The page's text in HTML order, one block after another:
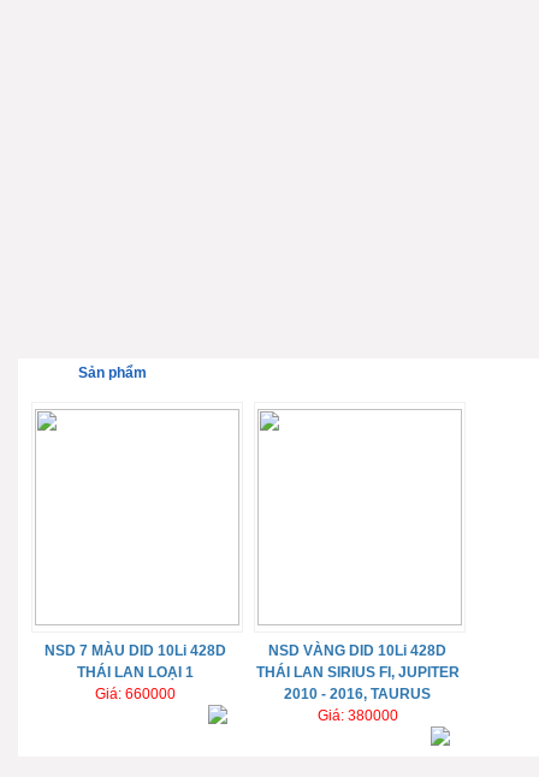
Sản phẩm
NSD 7 MÀU DID 10Li 428D
THÁI LAN LOẠI 1
Giá: 660000
NSD VÀNG DID 10Li 428D
THÁI LAN SIRIUS FI, JUPITER
2010 - 2016, TAURUS
Giá: 380000